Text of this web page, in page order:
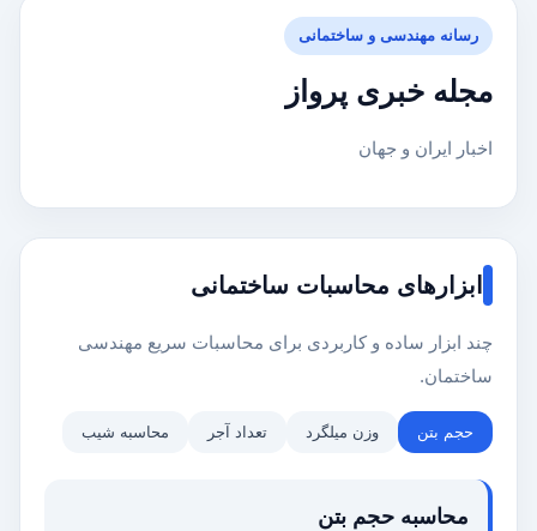
رسانه مهندسی و ساختمانی
مجله خبری پرواز
اخبار ایران و جهان
ابزارهای محاسبات ساختمانی
چند ابزار ساده و کاربردی برای محاسبات سریع مهندسی
ساختمان.
حجم بتن وزن میلگرد تعداد آجر محاسبه شیب
محاسبه حجم بتن